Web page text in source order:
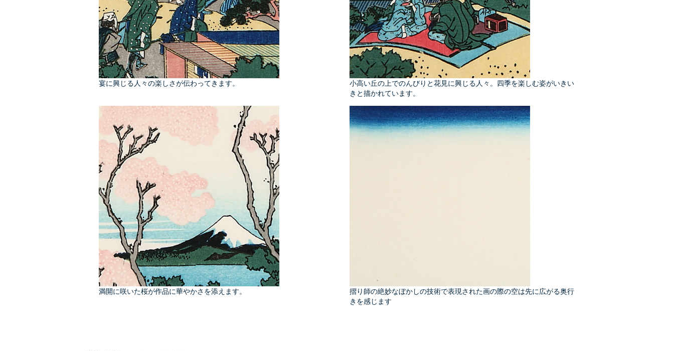
宴に興じる人々の楽しさが伝わってきます。
小高い丘の上でのんびりと花見に興じる人々。四季を楽しむ姿がいきい
きと描かれています。
満開に咲いた桜が作品に華やかさを添えます。
摺り師の絶妙なぼかしの技術で表現された画の際の空は先に広がる奥行
きを感じます